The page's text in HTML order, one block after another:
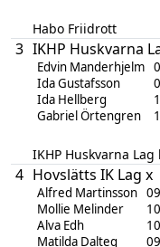
Habo Friidrott
3 IKHP Huskvarna
Edvin Manderhjelm
Ida Gustafsson
Ida Hellberg
Gabriel Örtengren
IKHP Huskvarna Lag
4 Hovslätts IK Lag x
Alfred Martinsson 09
Mollie Melinder
10
Alva Edh
10
Matilda Dalteg
09